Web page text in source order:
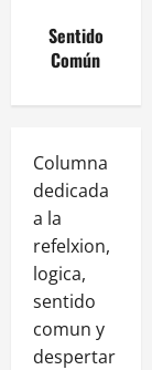
Sentido
Común
Columna
dedicada
a la
refelxion,
logica,
sentido
comun y
despertar